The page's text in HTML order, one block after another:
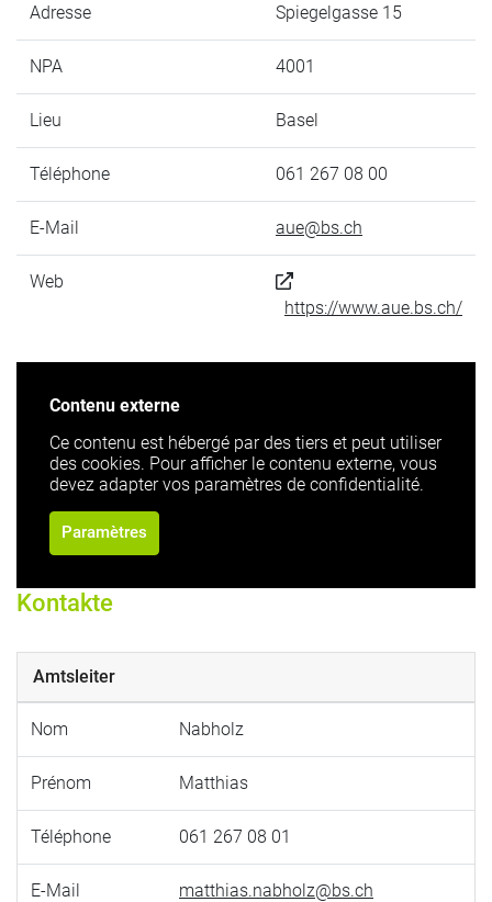
Adresse Spiegelgasse 15
NPA 4001
Lieu Basel
Téléphone 061 267 08 00
E-Mail aue@bs.ch
Web
https://www.aue.bs.ch/
Contenu externe
Ce contenu est hébergé par des tiers et peut utiliser
des cookies. Pour afficher le contenu externe, vous
devez adapter vos paramètres de confidentialité.
Paramètres
Kontakte
Amtsleiter
Nom Nabholz
Prénom Matthias
Téléphone 061 267 08 01
E-Mail matthias.nabholz@bs.ch